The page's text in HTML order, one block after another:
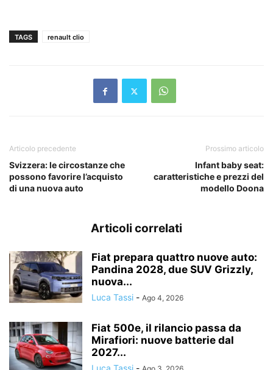
TAGS renault clio
Articolo precedente
Svizzera: le circostanze che
possono favorire l’acquisto
di una nuova auto
Prossimo articolo
Infant baby seat:
caratteristiche e prezzi del
modello Doona
Articoli correlati
Fiat prepara quattro nuove auto:
Pandina 2028, due SUV Grizzly,
nuova...
Luca Tassi - Ago 4, 2026
Fiat 500e, il rilancio passa da
Mirafiori: nuove batterie dal
2027...